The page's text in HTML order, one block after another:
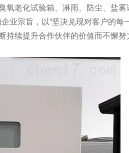
氧老化试验箱、淋雨、防尘、盐
业宗旨，以“坚决兑现对客户的
持续提升合作伙伴的价值而不懈努